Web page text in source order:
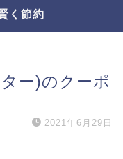
く節約
ー)のクーポ
2021年6月29日